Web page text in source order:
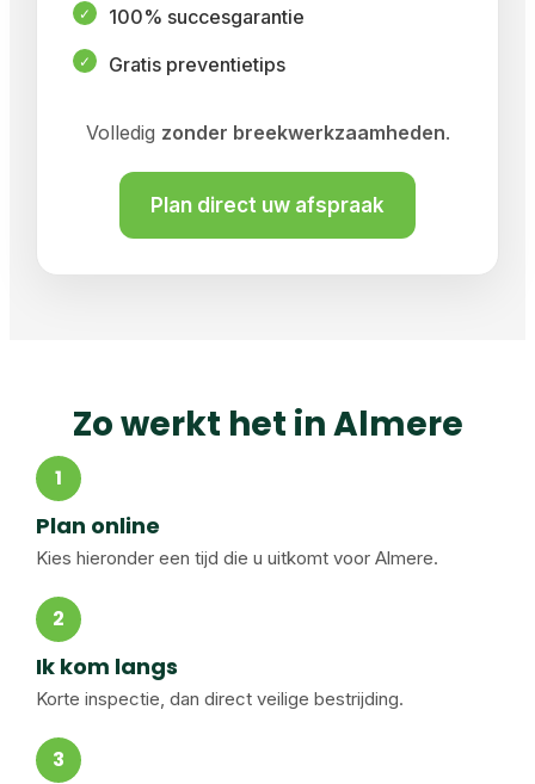
100% succesgarantie
Gratis preventietips
Volledig zonder breekwerkzaamheden.
Plan direct uw afspraak
Zo werkt het in Almere
1
Plan online
Kies hieronder een tijd die u uitkomt voor Almere.
2
Ik kom langs
Korte inspectie, dan direct veilige bestrijding.
3